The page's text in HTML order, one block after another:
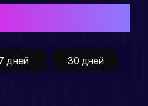
дней 30 дней